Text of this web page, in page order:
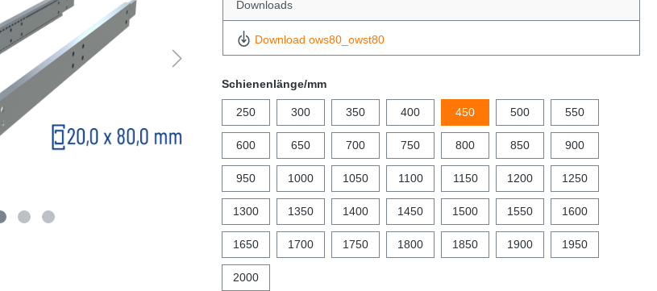
Downloads
Download ows80_owst80
Schienenlänge/mm
250 300 350 400 450 500 550
600 650 700 750 800 850 900
950 1000 1050 1100 1150 1200 1250
1300 1350 1400 1450 1500 1550 1600
1650 1700 1750 1800 1850 1900 1950
2000